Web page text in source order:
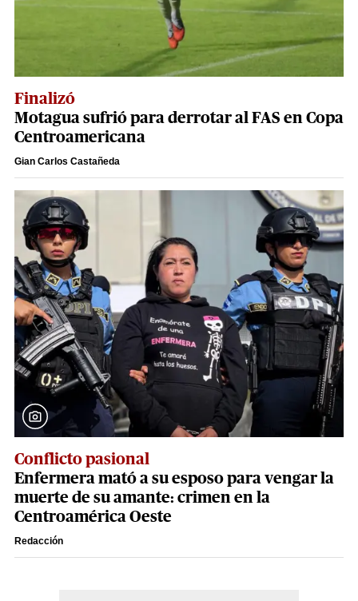
Finalizó
Motagua sufrió para derrotar al FAS en Copa
Centroamericana
Gian Carlos Castañeda
Conflicto pasional
Enfermera mató a su esposo para vengar la
muerte de su amante: crimen en la
Centroamérica Oeste
Redacción